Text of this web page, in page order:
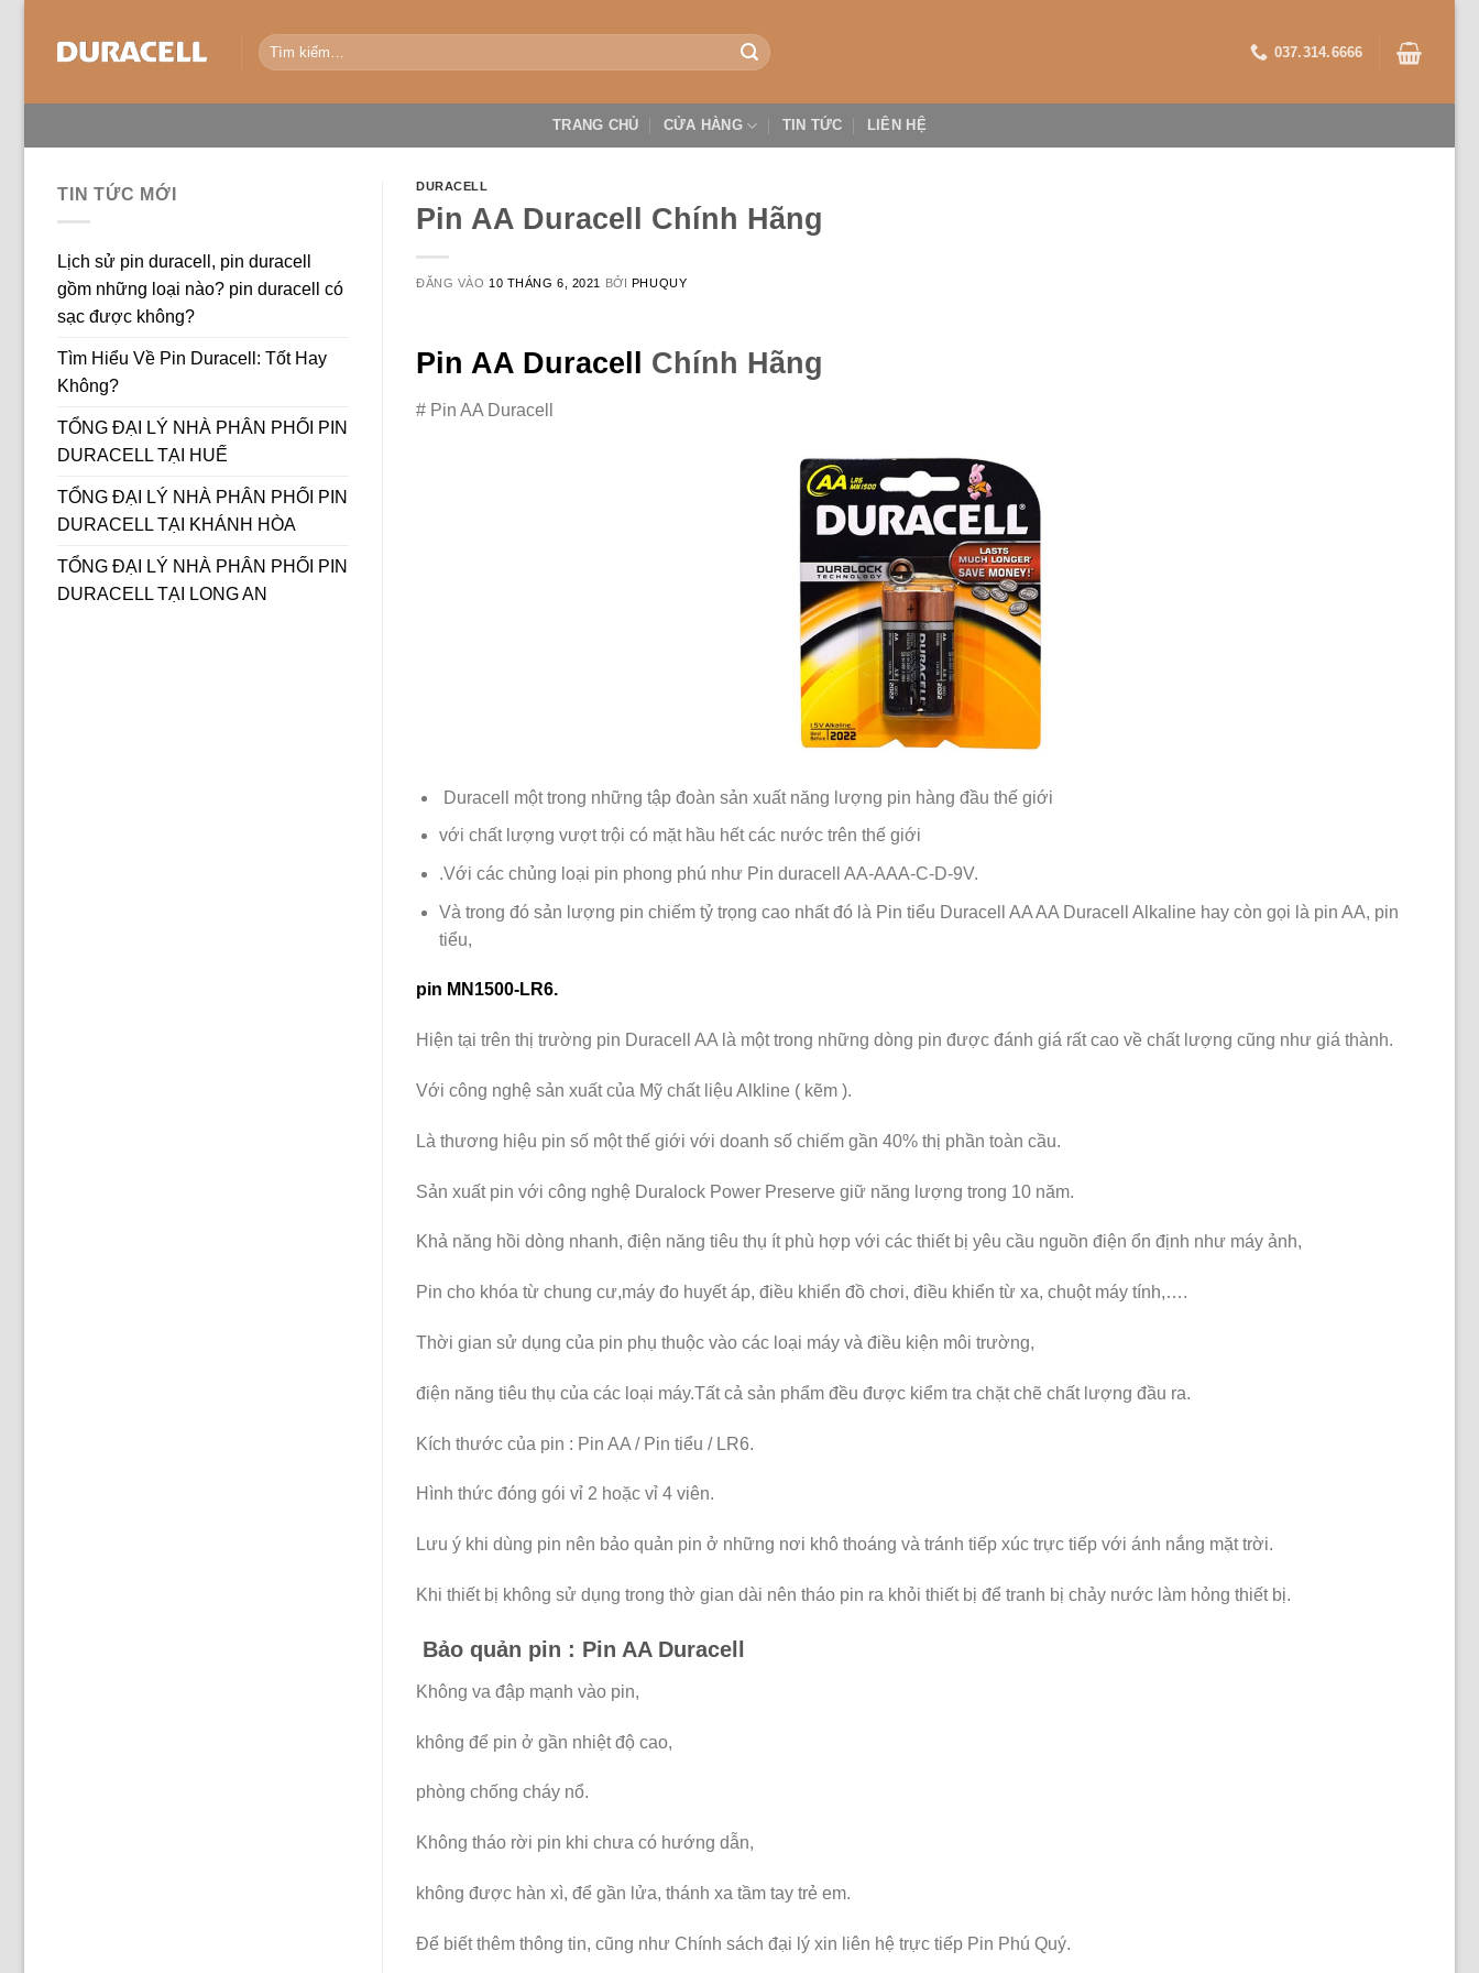
Tìm
kiếm:
037.314.6666
TRANG CHỦ CỬA HÀNG TIN TỨC LIÊN HỆ
TIN TỨC MỚI
Lịch sử pin duracell, pin duracell
gồm những loại nào? pin duracell có
sạc được không?
Tìm Hiểu Về Pin Duracell: Tốt Hay
Không?
TỔNG ĐẠI LÝ NHÀ PHÂN PHỐI PIN
DURACELL TẠI HUẾ
TỔNG ĐẠI LÝ NHÀ PHÂN PHỐI PIN
DURACELL TẠI KHÁNH HÒA
TỔNG ĐẠI LÝ NHÀ PHÂN PHỐI PIN
DURACELL TẠI LONG AN
DURACELL
Pin AA Duracell Chính Hãng
ĐĂNG VÀO 10 THÁNG 6, 2021 BỞI PHUQUY
Pin AA Duracell Chính Hãng
# Pin AA Duracell
Duracell một trong những tập đoàn sản xuất năng lượng pin hàng đầu thế giới
với chất lượng vượt trội có mặt hầu hết các nước trên thế giới
.Với các chủng loại pin phong phú như Pin duracell AA-AAA-C-D-9V.
Và trong đó sản lượng pin chiếm tỷ trọng cao nhất đó là Pin tiểu Duracell AA AA Duracell Alkaline hay còn gọi là pin AA, pin
tiểu,
pin MN1500-LR6.
Hiện tại trên thị trường pin Duracell AA là một trong những dòng pin được đánh giá rất cao về chất lượng cũng như giá thành.
Với công nghệ sản xuất của Mỹ chất liệu Alkline ( kẽm ).
Là thương hiệu pin số một thế giới với doanh số chiếm gần 40% thị phần toàn cầu.
Sản xuất pin với công nghệ Duralock Power Preserve giữ năng lượng trong 10 năm.
Khả năng hồi dòng nhanh, điện năng tiêu thụ ít phù hợp với các thiết bị yêu cầu nguồn điện ổn định như máy ảnh,
Pin cho khóa từ chung cư,máy đo huyết áp, điều khiển đồ chơi, điều khiển từ xa, chuột máy tính,….
Thời gian sử dụng của pin phụ thuộc vào các loại máy và điều kiện môi trường,
điện năng tiêu thụ của các loại máy.Tất cả sản phẩm đều được kiểm tra chặt chẽ chất lượng đầu ra.
Kích thước của pin : Pin AA / Pin tiểu / LR6.
Hình thức đóng gói vỉ 2 hoặc vỉ 4 viên.
Lưu ý khi dùng pin nên bảo quản pin ở những nơi khô thoáng và tránh tiếp xúc trực tiếp với ánh nắng mặt trời.
Khi thiết bị không sử dụng trong thờ gian dài nên tháo pin ra khỏi thiết bị để tranh bị chảy nước làm hỏng thiết bị.
Bảo quản pin : Pin AA Duracell
Không va đập mạnh vào pin,
không để pin ở gần nhiệt độ cao,
phòng chống cháy nổ.
Không tháo rời pin khi chưa có hướng dẫn,
không được hàn xì, để gần lửa, thánh xa tầm tay trẻ em.
Để biết thêm thông tin, cũng như Chính sách đại lý xin liên hệ trực tiếp Pin Phú Quý.